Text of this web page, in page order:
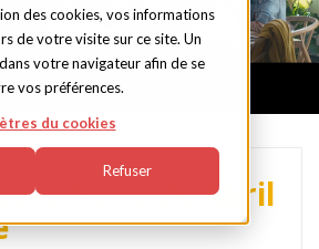
des cookies, vos informations
de votre visite sur ce site. Un
votre navigateur afin de se
vos préférences.
du cookies
Refuser
la Feria de Abril